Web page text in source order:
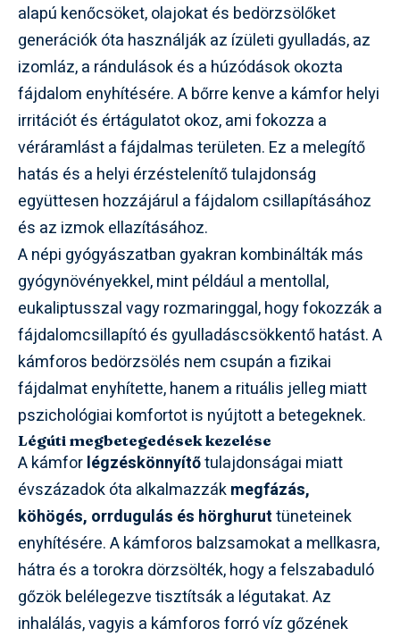
alapú kenőcsöket, olajokat és bedörzsölőket
generációk óta használják az ízületi gyulladás, az
izomláz, a rándulások és a húzódások okozta
fájdalom enyhítésére. A bőrre kenve a kámfor helyi
irritációt és értágulatot okoz, ami fokozza a
véráramlást a fájdalmas területen. Ez a melegítő
hatás és a helyi érzéstelenítő tulajdonság
együttesen hozzájárul a fájdalom csillapításához
és az izmok ellazításához.
A népi gyógyászatban gyakran kombinálták más
gyógynövényekkel, mint például a mentollal,
eukaliptusszal vagy rozmaringgal, hogy fokozzák a
fájdalomcsillapító és gyulladáscsökkentő hatást. A
kámforos bedörzsölés nem csupán a fizikai
fájdalmat enyhítette, hanem a rituális jelleg miatt
pszichológiai komfortot is nyújtott a betegeknek.
Légúti megbetegedések kezelése
A kámforlégzéskönnyítőtulajdonságai miatt
évszázadok óta alkalmazzákmegfázás,
köhögés, orrdugulás és hörghuruttüneteinek
enyhítésére. A kámforos balzsamokat a mellkasra,
hátra és a torokra dörzsölték, hogy a felszabaduló
gőzök belélegezve tisztítsák a légutakat. Az
inhalálás, vagyis a kámforos forró víz gőzének